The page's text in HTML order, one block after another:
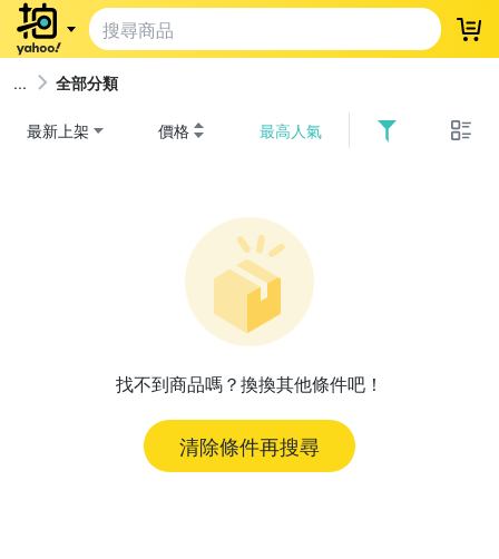
登
全部分類
最新上架 價格 最高人氣
找不到商品嗎？換換其他條件吧！
清除條件再搜尋